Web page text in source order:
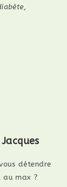
détendre
au max ?